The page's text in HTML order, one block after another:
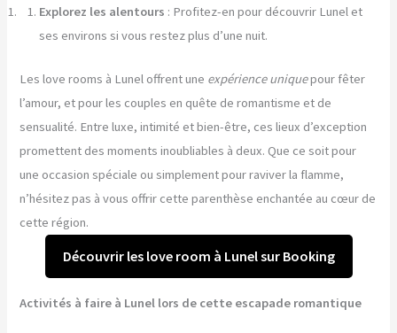
Explorez les alentours : Profitez-en pour découvrir Lunel et
ses environs si vous restez plus d’une nuit.
Les love rooms à Lunel offrent une expérience uniquepour fêter
l’amour, et pour les couples en quête de romantisme et de
sensualité. Entre luxe, intimité et bien-être, ces lieux d’exception
promettent des moments inoubliables à deux. Que ce soit pour
une occasion spéciale ou simplement pour raviver la flamme,
n’hésitez pas à vous offrir cette parenthèse enchantée au cœur de
cette région.
Découvrir les love room à Lunel sur Booking
Activités à faire à Lunel lors de cette escapade romantique